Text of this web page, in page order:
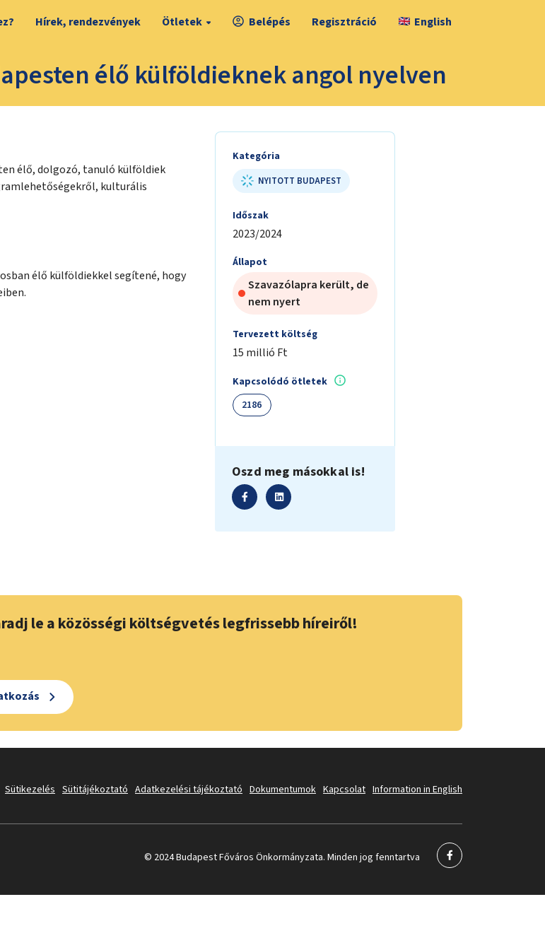
Hírek, rendezvények Ötletek Belépés Regisztráció English
élő külföldieknek angol nyelven
élő, dolgozó, tanuló külföldiek
kulturális
élő külföldiekkel segítené, hogy
Kategória
NYITOTT BUDAPEST
Időszak
2023/2024
Állapot
Szavazólapra került, de
nem nyert
Tervezett költség
15 millió Ft
Kapcsolódó ötletek
2186
Oszd meg másokkal is!
le a közösségi költségvetés legfrissebb híreiről!
Sütikezelés Sütitájékoztató Adatkezelési tájékoztató Dokumentumok Kapcsolat Information in English
© 2024 Budapest Főváros Önkormányzata. Minden jog fenntartva